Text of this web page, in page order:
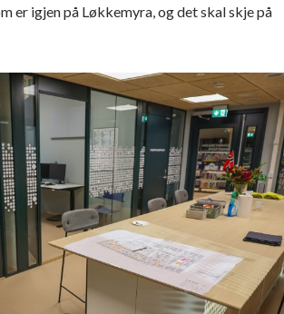
er igjen på Løkkemyra, og det skal skje på